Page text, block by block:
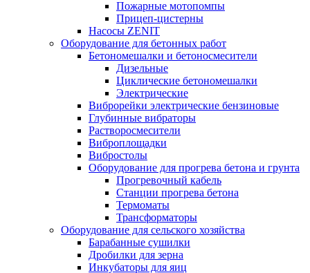
Пожарные мотопомпы
Прицеп-цистерны
Насосы ZENIT
Оборудование для бетонных работ
Бетономешалки и бетоносмесители
Дизельные
Циклические бетономешалки
Электрические
Виброрейки электрические бензиновые
Глубинные вибраторы
Растворосмесители
Виброплощадки
Вибростолы
Оборудование для прогрева бетона и грунта
Прогревочный кабель
Станции прогрева бетона
Термоматы
Трансформаторы
Оборудование для сельского хозяйства
Барабанные сушилки
Дробилки для зерна
Инкубаторы для яиц